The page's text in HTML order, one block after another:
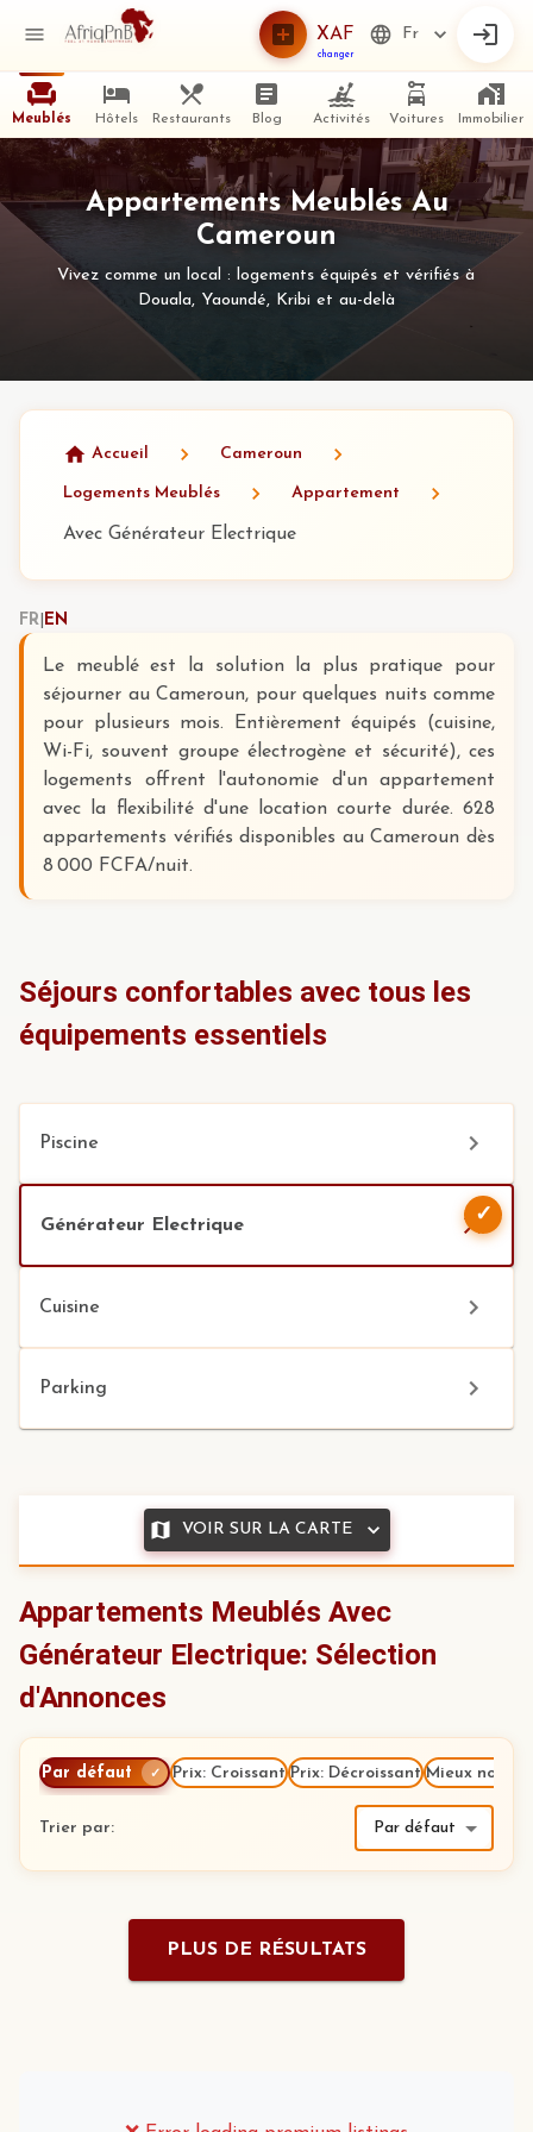
XAF
changer
Fr
Meublés Hôtels Restaurants Blog Activités Voitures Immobilier
Appartements Meublés Au
Cameroun
Vivez comme un local : logements équipés et vérifiés à
Douala, Yaoundé, Kribi et au-delà
Accueil Cameroun
Logements Meublés Appartement
Avec Générateur Electrique
FR EN
Le meublé est la solution la plus pratique pour
séjourner au Cameroun, pour quelques nuits comme
pour plusieurs mois. Entièrement équipés (cuisine,
Wi-Fi, souvent groupe électrogène et sécurité), ces
logements offrent l'autonomie d'un appartement
avec la flexibilité d'une location courte durée. 628
appartements vérifiés disponibles au Cameroun dès
8 000 FCFA/nuit.
Séjours confortables avec tous les
équipements essentiels
Piscine
✓
Générateur Electrique
Cuisine
Parking
VOIR SUR LA CARTE
Appartements Meublés Avec
Générateur Electrique: Sélection
d'Annonces
Par défaut ✓ Prix: Croissant Prix: Décroissant Mieux notés
Trier par: Par défaut
PLUS DE RÉSULTATS